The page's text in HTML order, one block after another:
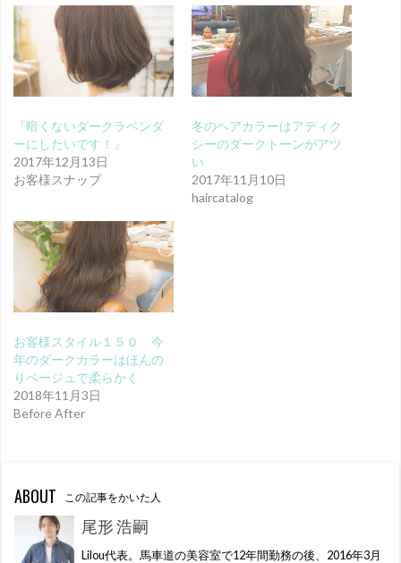
『暗くないダークラベンダ
ーにしたいです！』
2017年12月13日
お客様スナップ
冬のヘアカラーはアディク
シーのダークトーンがアツ
い
2017年11月10日
haircatalog
お客様スタイル１５０ 今
年のダークカラーはほんの
りベージュで柔らかく
2018年11月3日
Before After
ABOUT この記事をかいた人
尾形 浩嗣
Lilou代表。馬車道の美容室で12年間勤務の後、2016年3月